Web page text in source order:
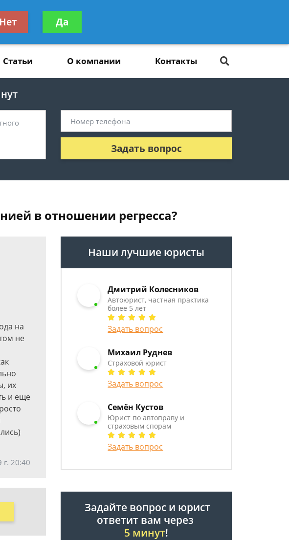
Получите консультацию
бесплатно
Статьи О компании Контакты
Задать вопрос
в отношении регресса?
на
не
их
и еще
г. 20:40
Наши лучшие юристы
Дмитрий Колесников
Автоюрист, частная практика
более 5 лет
Задать вопрос
Михаил Руднев
Страховой юрист
Задать вопрос
Семён Кустов
Юрист по автоправу и
страховым спорам
Задать вопрос
Задайте вопрос и юрист
ответит вам через
5 минут!
Нет Да